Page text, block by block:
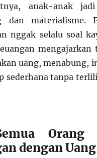
anak-anak
dan materialisme.
nggak selalu soal
mengajarkan
uang, menabung,
sederhana tanpa
Orang
dengan Uang